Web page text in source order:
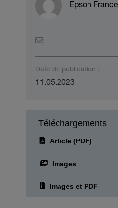
Epson France
Date de publication :
11.05.2023
Téléchargements
Article (PDF)
Images
Images et PDF